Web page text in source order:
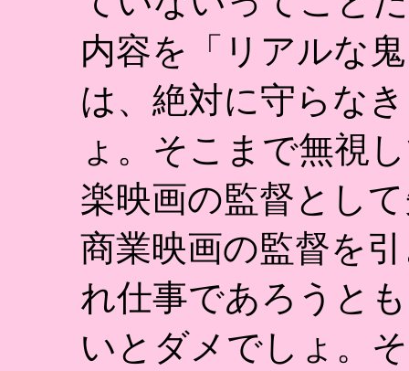
内容を「リアルな
は、絶対に守らな
ょ。そこまで無視
楽映画の監督とし
商業映画の監督を
れ仕事であろうと
いとダメでしょ。